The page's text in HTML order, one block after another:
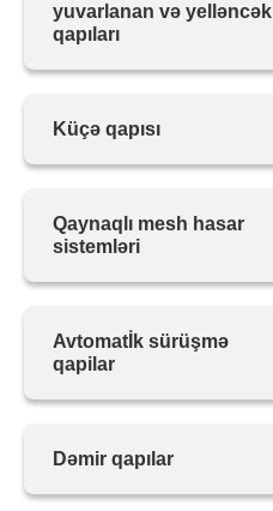
yuvarlanan və yelləncək
qapıları
Küçə qapısı
Qaynaqlı mesh hasar
sistemləri
Avtomatİk sürüşmə
qapilar
Dəmir qapılar